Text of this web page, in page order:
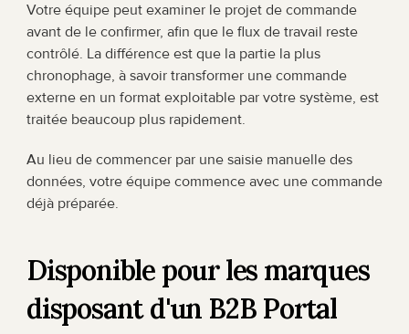
Votre équipe peut examiner le projet de commande
avant de le confirmer, afin que le flux de travail reste
contrôlé. La différence est que la partie la plus
chronophage, à savoir transformer une commande
externe en un format exploitable par votre système, est
traitée beaucoup plus rapidement.
Au lieu de commencer par une saisie manuelle des
données, votre équipe commence avec une commande
déjà préparée.
Disponible pour les marques
disposant d'un B2B Portal